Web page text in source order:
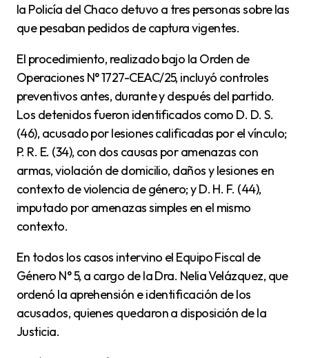
la Policía del Chaco detuvo a tres personas sobre las
que pesaban pedidos de captura vigentes.
El procedimiento, realizado bajo la Orden de
Operaciones N° 1727-CEAC/25, incluyó controles
preventivos antes, durante y después del partido.
Los detenidos fueron identificados como D. D. S.
(46), acusado por lesiones calificadas por el vínculo;
P. R. E. (34), con dos causas por amenazas con
armas, violación de domicilio, daños y lesiones en
contexto de violencia de género; y D. H. F. (44),
imputado por amenazas simples en el mismo
contexto.
En todos los casos intervino el Equipo Fiscal de
Género N° 5, a cargo de la Dra. Nelia Velázquez, que
ordenó la aprehensión e identificación de los
acusados, quienes quedaron a disposición de la
Justicia.